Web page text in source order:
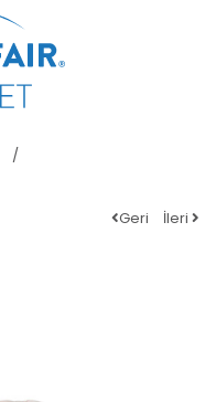
Geri
İleri